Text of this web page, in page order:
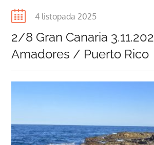
Posted
4 listopada 2025
2/8 Gran Canaria
Amadores / Puerto Rico